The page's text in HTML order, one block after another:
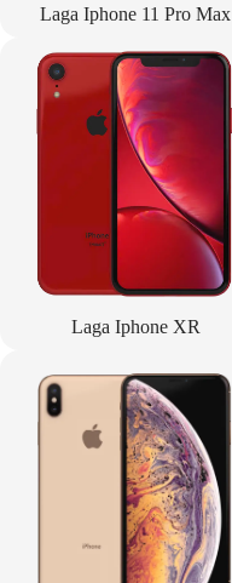
Laga Iphone 11 Pro Max
Laga Iphone XR